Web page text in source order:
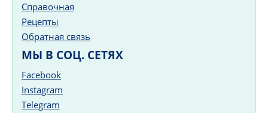
Справочная
Рецепты
Обратная связь
МЫ В СОЦ. СЕТЯХ
Facebook
Instagram
Telegram